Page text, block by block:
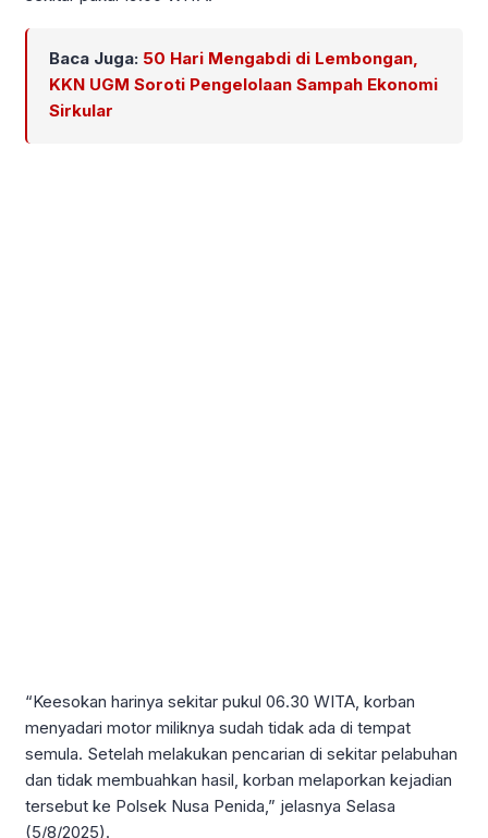
Baca Juga: 50 Hari Mengabdi di Lembongan,
KKN UGM Soroti Pengelolaan Sampah Ekonomi
Sirkular
“Keesokan harinya sekitar pukul 06.30 WITA, korban
menyadari motor miliknya sudah tidak ada di tempat
semula. Setelah melakukan pencarian di sekitar pelabuhan
dan tidak membuahkan hasil, korban melaporkan kejadian
tersebut ke Polsek Nusa Penida,” jelasnya Selasa
(5/8/2025).